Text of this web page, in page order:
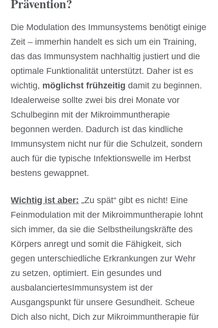
Die Modulation des Immunsystems benötigt einige
Zeit – immerhin handelt es sich um ein Training,
das das Immunsystem nachhaltig justiert und die
optimale Funktionalität unterstützt. Daher ist es
wichtig, möglichst frühzeitig damit zu beginnen.
Idealerweise sollte zwei bis drei Monate vor
Schulbeginn mit der Mikroimmuntherapie
begonnen werden. Dadurch ist das kindliche
Immunsystem nicht nur für die Schulzeit, sondern
auch für die typische Infektionswelle im Herbst
bestens gewappnet.
Wichtig ist aber: „Zu spät“ gibt es nicht! Eine
Feinmodulation mit der Mikroimmuntherapie lohnt
sich immer, da sie die Selbstheilungskräfte des
Körpers anregt und somit die Fähigkeit, sich
gegen unterschiedliche Erkrankungen zur Wehr
zu setzen, optimiert. Ein gesundes und
ausbalanciertesImmunsystem ist der
Ausgangspunkt für unsere Gesundheit. Scheue
Dich also nicht, Dich zur Mikroimmuntherapie für